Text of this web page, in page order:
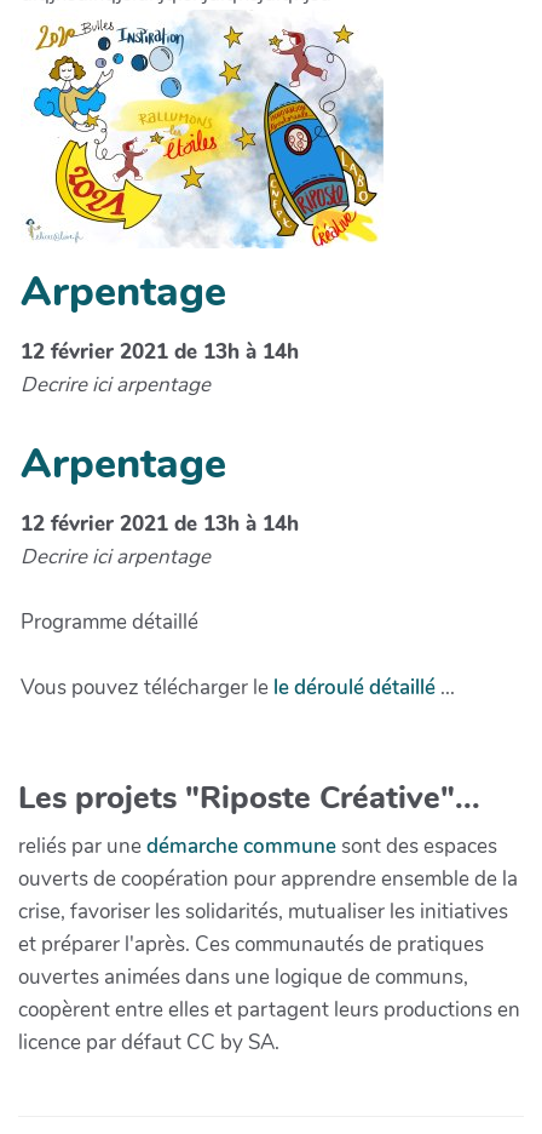
Arpentage
12 février 2021 de 13h à 14h
Decrire ici arpentage
Arpentage
12 février 2021 de 13h à 14h
Decrire ici arpentage
Programme détaillé
Vous pouvez télécharger le le déroulé détaillé ...
Les projets "Riposte Créative"...
reliés par unedémarche communesont des espaces
ouverts de coopération pour apprendre ensemble de la
crise, favoriser les solidarités, mutualiser les initiatives
et préparer l'après. Ces communautés de pratiques
ouvertes animées dans une logique de communs,
coopèrent entre elles et partagent leurs productions en
licence par défaut CC by SA.